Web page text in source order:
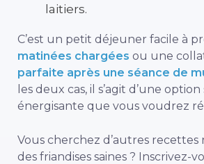
laitiers.
C’est un petit déjeuner facile à
matinées chargées ou une
parfaite après une séance de
les deux cas, il s’agit d’une
énergisante que vous voudrez
Vous cherchez d’autres recettes
des friandises saines ? Inscrivez-